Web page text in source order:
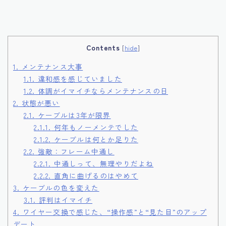
Contents [hide]
1. メンテナンス大事
1.1. 違和感を感じていました
1.2. 体調がイマイチならメンテナンスの日
2. 状態が悪い
2.1. ケーブルは3年が限界
2.1.1. 何年もノーメンテでした
2.1.2. ケーブルは何とか足りた
2.2. 強敵：フレーム中通し
2.2.1. 中通しって、無理やりだよね
2.2.2. 直角に曲げるのはやめて
3. ケーブルの色を変えた
3.1. 評判はイマイチ
4. ワイヤー交換で感じた、“操作感”と“見た目”のアップ
デート